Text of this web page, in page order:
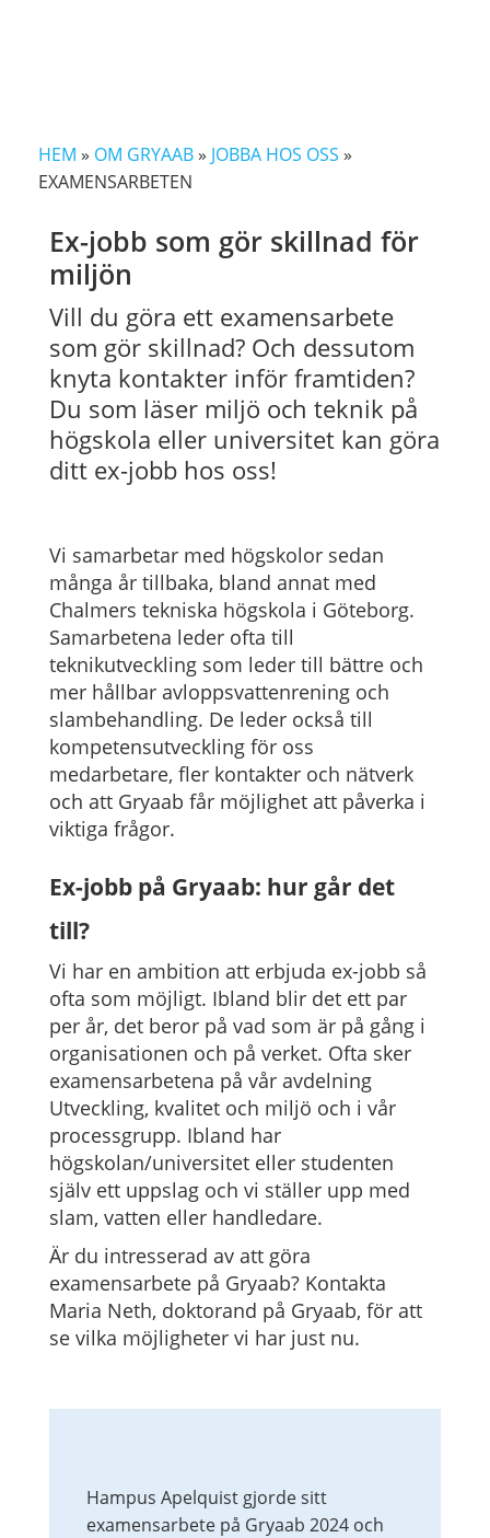
HEM » OM GRYAAB» JOBBA HOS OSS »
EXAMENSARBETEN
Ex-jobb som gör skillnad för
miljön
Vill du göra ett examensarbete
som gör skillnad? Och dessutom
knyta kontakter inför framtiden?
Du som läser miljö och teknik på
högskola eller universitet kan göra
ditt ex-jobb hos oss!
Vi samarbetar med högskolor sedan
många år tillbaka, bland annat med
Chalmers tekniska högskola i Göteborg.
Samarbetena leder ofta till
teknikutveckling som leder till bättre och
mer hållbar avloppsvattenrening och
slambehandling. De leder också till
kompetensutveckling för oss
medarbetare, fler kontakter och nätverk
och att Gryaab får möjlighet att påverka i
viktiga frågor.
Ex-jobb på Gryaab: hur går det
till?
Vi har en ambition att erbjuda ex-jobb så
ofta som möjligt. Ibland blir det ett par
per år, det beror på vad som är på gång i
organisationen och på verket. Ofta sker
examensarbetena på vår avdelning
Utveckling, kvalitet och miljö och i vår
processgrupp. Ibland har
högskolan/universitet eller studenten
själv ett uppslag och vi ställer upp med
slam, vatten eller handledare.
Är du intresserad av att göra
examensarbete på Gryaab? Kontakta
Maria Neth, doktorand på Gryaab, för att
se vilka möjligheter vi har just nu.
Hampus Apelquist gjorde sitt
examensarbete på Gryaab 2024 och